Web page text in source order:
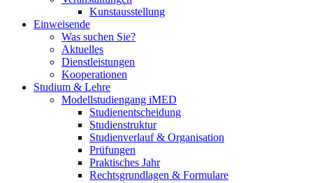
Kunstausstellung
Einweisende
Was suchen Sie?
Aktuelles
Dienstleistungen
Kooperationen
Studium & Lehre
Modellstudiengang iMED
Studienentscheidung
Studienstruktur
Studienverlauf & Organisation
Prüfungen
Praktisches Jahr
Rechtsgrundlagen & Formulare